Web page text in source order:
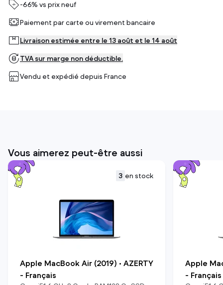
-66% vs prix neuf
Paiement par carte ou virement bancaire
Livraison estimée entre le 13 août et le 14 août
TVA sur marge non déductible.
Vendu et expédié depuis France
Vous aimerez peut-être aussi
3 en stock
Apple MacBook Air (2019) • AZERTY
- Français
Apple
- Français